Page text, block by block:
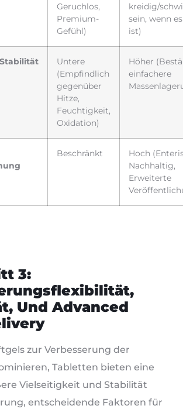
Geruchlos,
Premium-
Gefühl)
kreidig/
sein, wenn
ist)
Untere
(Empfindlich
gegenüber
Hitze,
Feuchtigkeit,
Oxidation)
Höher
einfachere
Beschränkt
Hoch
Nachhaltig,
Erweiterte
3:
Und Advanced
zur Verbesserung der
Tabletten bieten eine
Vielseitigkeit und Stabilität
entscheidende Faktoren für